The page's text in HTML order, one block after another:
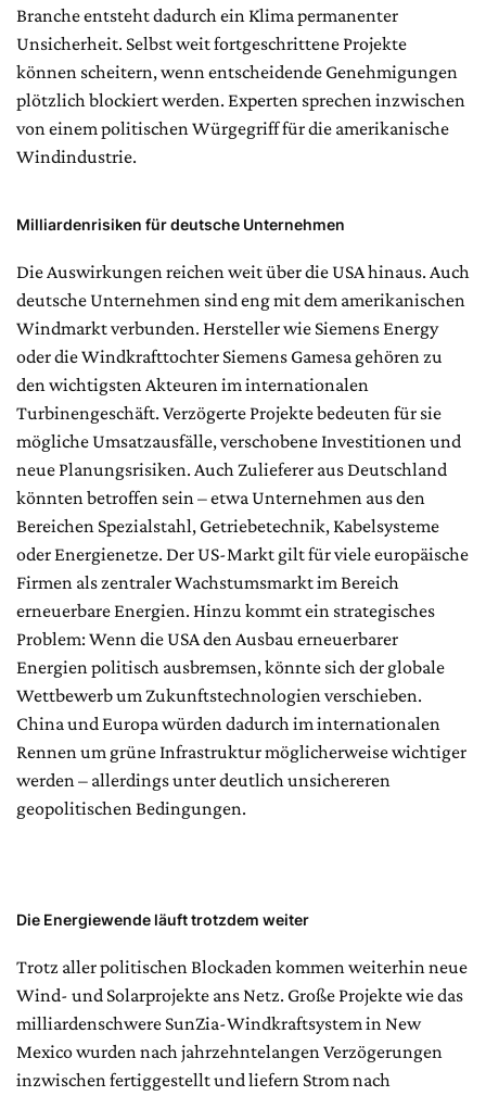
Branche entsteht dadurch ein Klima permanenter
Unsicherheit. Selbst weit fortgeschrittene Projekte
können scheitern, wenn entscheidende Genehmigungen
plötzlich blockiert werden. Experten sprechen inzwischen
von einem politischen Würgegriff für die amerikanische
Windindustrie.
Milliardenrisiken für deutsche Unternehmen
Die Auswirkungen reichen weit über die USA hinaus. Auch
deutsche Unternehmen sind eng mit dem amerikanischen
Windmarkt verbunden. Hersteller wie Siemens Energy
oder die Windkrafttochter Siemens Gamesa gehören zu
den wichtigsten Akteuren im internationalen
Turbinengeschäft. Verzögerte Projekte bedeuten für sie
mögliche Umsatzausfälle, verschobene Investitionen und
neue Planungsrisiken. Auch Zulieferer aus Deutschland
könnten betroffen sein – etwa Unternehmen aus den
Bereichen Spezialstahl, Getriebetechnik, Kabelsysteme
oder Energienetze. Der US-Markt gilt für viele europäische
Firmen als zentraler Wachstumsmarkt im Bereich
erneuerbare Energien. Hinzu kommt ein strategisches
Problem: Wenn die USA den Ausbau erneuerbarer
Energien politisch ausbremsen, könnte sich der globale
Wettbewerb um Zukunftstechnologien verschieben.
China und Europa würden dadurch im internationalen
Rennen um grüne Infrastruktur möglicherweise wichtiger
werden – allerdings unter deutlich unsichereren
geopolitischen Bedingungen.
Die Energiewende läuft trotzdem weiter
Trotz aller politischen Blockaden kommen weiterhin neue
Wind- und Solarprojekte ans Netz. Große Projekte wie das
milliardenschwere SunZia-Windkraftsystem in New
Mexico wurden nach jahrzehntelangen Verzögerungen
inzwischen fertiggestellt und liefern Strom nach